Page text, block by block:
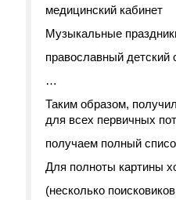
медицинский кабинет
Музыкальные
православный детский
…
Таким образом,
для всех первичных
получаем полный
Для полноты картины
(несколько